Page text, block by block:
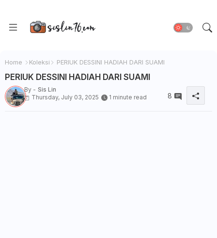
Home Koleksi PERIUK DESSINI HADIAH DARI SUAMI
PERIUK DESSINI HADIAH DARI SUAMI
By - Sis Lin
Thursday, July 03, 2025
1 minute read 8